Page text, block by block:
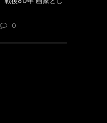
後80年 画家とし
0